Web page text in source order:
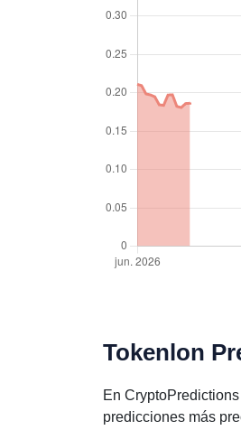
Tokenlon
En
predicciones más